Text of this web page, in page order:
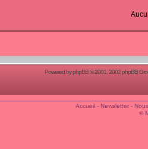
Powered byphpBB© 2001, 2002 phpBB
Accueil- Newsletter-
©